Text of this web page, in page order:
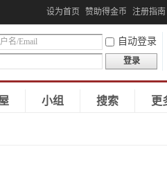
设为首页 赞助得金币 注册指南
自动登录
登录
小组 搜索 更